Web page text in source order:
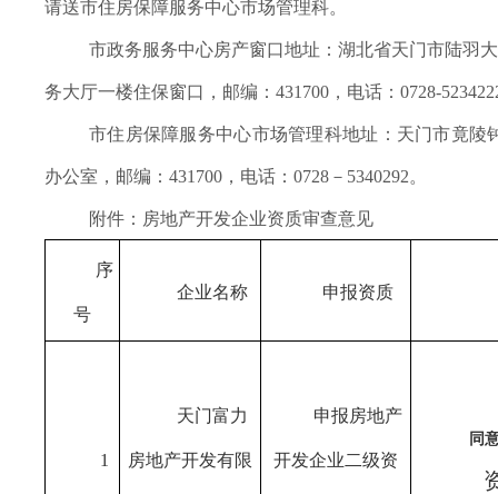
请送市住房保障服务中心市场管理科。
市政务服务中心房产窗口地址：湖北省天门市陆羽
务大厅一楼住保窗口，邮编：431700，电话：0728-
市住房保障服务中心市场管理科地址：天门市竟陵
办公室，邮编：431700，电话：0728－5340292。
附件：房地产开发企业资质审查意见
序
号
企业名称 申报资质
1
天门富力
房地产开发有限
申报房地产
开发企业二级资
同